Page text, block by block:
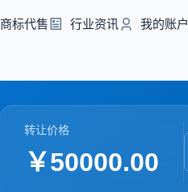
商标代售 行业资讯 我的账户
转让价格
￥50000.00